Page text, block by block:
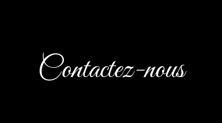
Contactez-nous